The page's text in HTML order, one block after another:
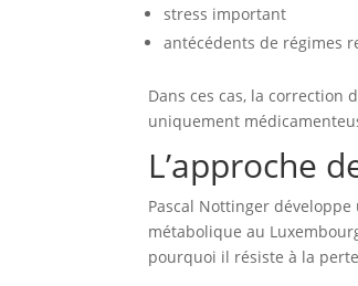
stress important
antécédents de régimes
Dans ces cas, la correction
uniquement
L’approche
Pascal Nottinger
métabolique au
pourquoi il résiste à la